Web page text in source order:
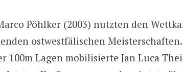
Pöhlker (2003) nutzten den
ostwestfälischen
100m Lagen mobilisierte Jan Luca